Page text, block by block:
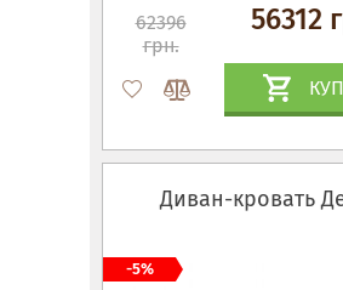
62396
грн.
56312
Диван-кровать
-5%